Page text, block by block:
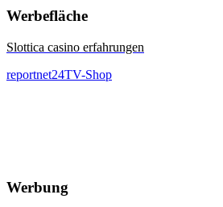
Werbefläche
Slottica casino erfahrungen
reportnet24TV-Shop
Werbung